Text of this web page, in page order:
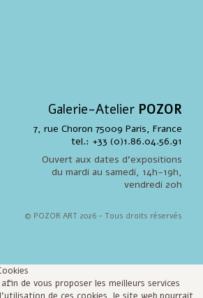
Galerie-Atelier POZOR
7, rue Choron 75009 Paris, France
tel.: +33 (0)1.86.04.56.91
Ouvert aux dates d'expositions
du mardi au samedi, 14h-19h,
vendredi 20h
© POZOR ART 2026 - Tous droits réservés
de vous proposer les meilleurs services